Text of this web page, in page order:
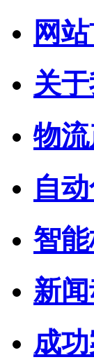
网
关
物
自
智
新
成功